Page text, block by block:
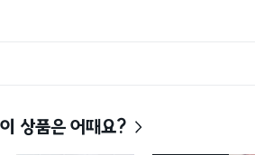
상품은 어때요?